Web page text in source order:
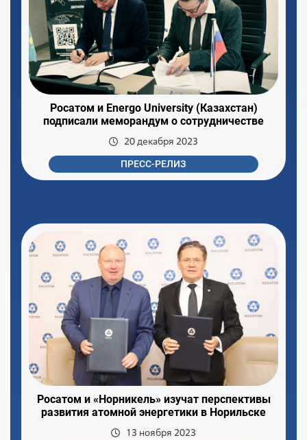
Росатом и Energo University (Казахстан)
подписали меморандум о сотрудничестве
20 декабря 2023
ПРЕСС-РЕЛИЗ
Росатом и «Норникель» изучат перспективы
развития атомной энергетики в Норильске
13 ноября 2023